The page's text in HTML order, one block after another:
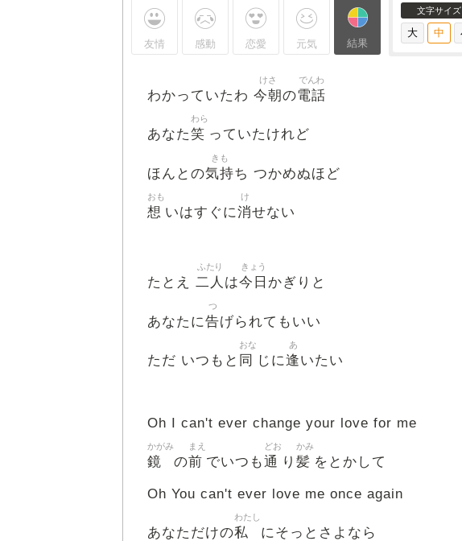
友情 感動 恋愛 元気 結果
文字サイズ
わかっていたわ 今朝
けさ
の電話
でんわ
あなた笑
わら
っていたけれど
ほんとの気持
きも
ち つかめぬほど
想
おも
いはすぐに消
け
せない
たとえ 二人
ふたり
は今日
きょう
かぎりと
あなたに告
つ
げられてもいい
ただ いつもと 同
おな
じに逢
あ
いたい
Oh I can't ever change your love for me
鏡
かがみ
の前
まえ
でいつも通
どお
り 髪
かみ
をとかして
Oh You can't ever love me once again
あなただけの私
わたし
にそっとさよなら